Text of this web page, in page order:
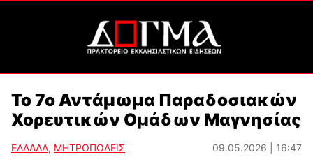
Το 7ο Αντάμωμα Παραδοσιακών
Χορευτικών Ομάδων Μαγνησίας
ΕΛΛΑΔΑ, ΜΗΤΡΟΠΟΛΕΙΣ 09.05.2026 | 16:47